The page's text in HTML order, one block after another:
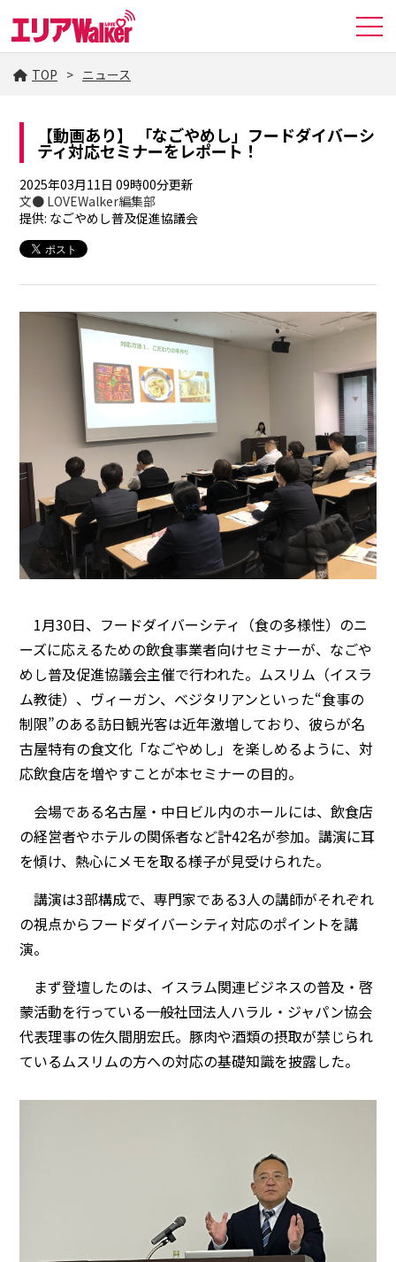
TOP ニュース
【動画あり】 「なごやめし」フードダイバーシ
ティ対応セミナーをレポート！
2025年03月11日 09時00分更新
文● LOVEWalker編集部
提供: なごやめし普及促進協議会
1月30日、フードダイバーシティ（食の多様性）のニ
ーズに応えるための飲食事業者向けセミナーが、なごや
めし普及促進協議会主催で行われた。ムスリム（イスラ
ム教徒）、ヴィーガン、ベジタリアンといった“食事の
制限”のある訪日観光客は近年激増しており、彼らが名
古屋特有の食文化「なごやめし」を楽しめるように、対
応飲食店を増やすことが本セミナーの目的。
会場である名古屋・中日ビル内のホールには、飲食店
の経営者やホテルの関係者など計42名が参加。講演に耳
を傾け、熱心にメモを取る様子が見受けられた。
講演は3部構成で、専門家である3人の講師がそれぞれ
の視点からフードダイバーシティ対応のポイントを講
演。
まず登壇したのは、イスラム関連ビジネスの普及・啓
蒙活動を行っている一般社団法人ハラル・ジャパン協会
代表理事の佐久間朋宏氏。豚肉や酒類の摂取が禁じられ
ているムスリムの方への対応の基礎知識を披露した。